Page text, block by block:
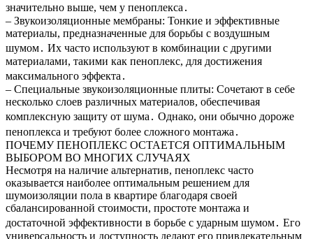
значительно выше, чем у пеноплекса․
– Звукоизоляционные мембраны: Тонкие и эффективные
материалы, предназначенные для борьбы с воздушным
шумом․ Их часто используют в комбинации с другими
материалами, такими как пеноплекс, для достижения
максимального эффекта․
– Специальные звукоизоляционные плиты: Сочетают в себе
несколько слоев различных материалов, обеспечивая
комплексную защиту от шума․ Однако, они обычно дороже
пеноплекса и требуют более сложного монтажа․
ПОЧЕМУ ПЕНОПЛЕКС ОСТАЕТСЯ ОПТИМАЛЬНЫМ
ВЫБОРОМ ВО МНОГИХ СЛУЧАЯХ
Несмотря на наличие альтернатив, пеноплекс часто
оказывается наиболее оптимальным решением для
шумоизоляции пола в квартире благодаря своей
сбалансированной стоимости, простоте монтажа и
достаточной эффективности в борьбе с ударным шумом․ Его
универсальность и доступность делают его привлекательным